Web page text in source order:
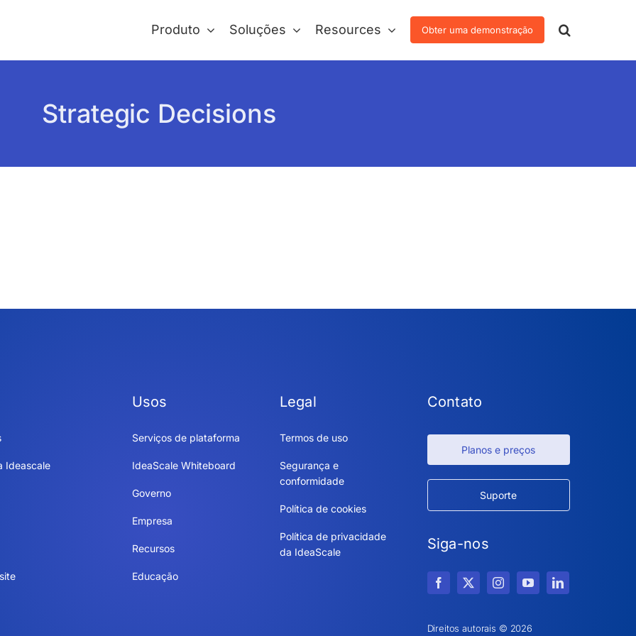
Produto Soluções Resources Obter uma demonstração
Strategic Decisions
Ideascale
Usos
Serviços de plataforma
IdeaScale Whiteboard
Governo
Empresa
Recursos
Educação
Legal
Termos de uso
Segurança e
conformidade
Política de cookies
Política de privacidade
da IdeaScale
Contato
Planos e preços
Suporte
Siga-nos
Direitos autorais © 2026